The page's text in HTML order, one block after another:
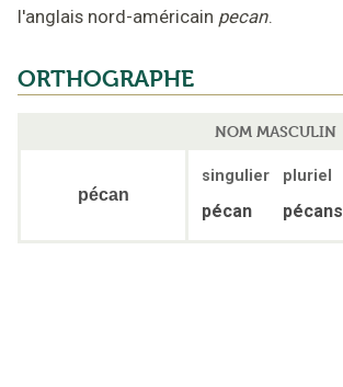
l'anglais nord-américain pecan.
ORTHOGRAPHE
NOM MASCULIN
pécan
singulier pluriel
pécan pécans